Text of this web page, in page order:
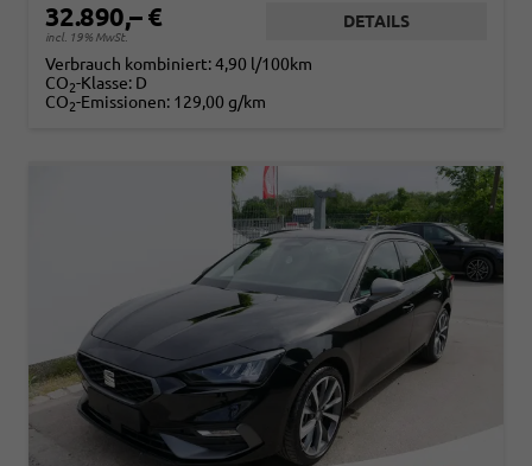
32.890,– €
incl. 19% MwSt.
DETAILS
Verbrauch kombiniert:4,90 l/100km
CO2-Klasse: D
CO2-Emissionen: 129,00 g/km